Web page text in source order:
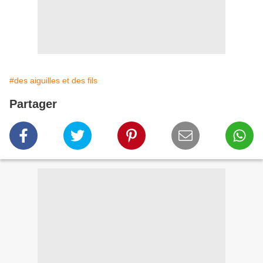
#des aiguilles et des fils
Partager